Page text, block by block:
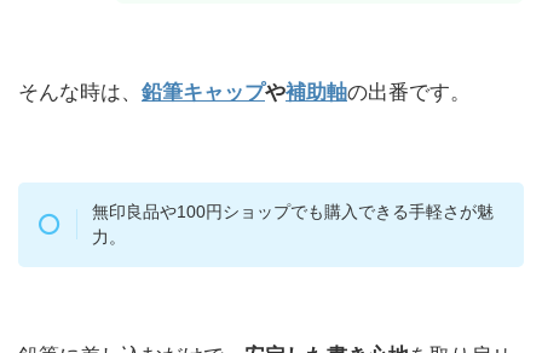
そんな時は、 鉛筆キャップや補助軸の出番です。
無印良品や100円ショップでも購入できる手軽さが魅
力。